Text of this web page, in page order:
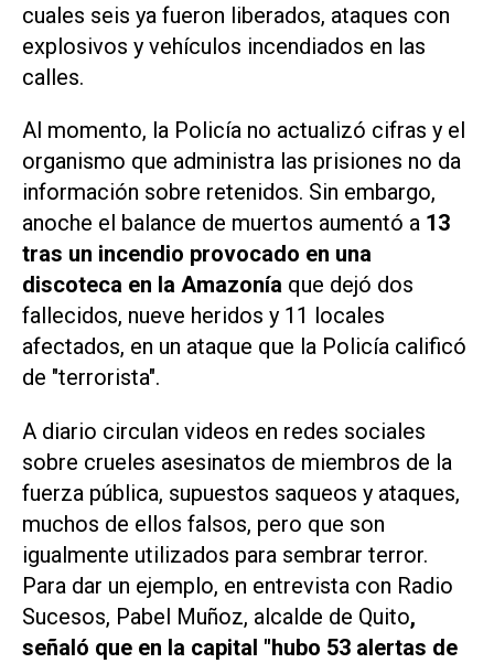
cuales seis ya fueron liberados, ataques con
explosivos y vehículos incendiados en las
calles.
Al momento, la Policía no actualizó cifras y el
organismo que administra las prisiones no da
información sobre retenidos. Sin embargo,
anoche el balance de muertos aumentó a 13
tras un incendio provocado en una
discoteca en la Amazonía que dejó dos
fallecidos, nueve heridos y 11 locales
afectados, en un ataque que la Policía calificó
de "terrorista".
A diario circulan videos en redes sociales
sobre crueles asesinatos de miembros de la
fuerza pública, supuestos saqueos y ataques,
muchos de ellos falsos, pero que son
igualmente utilizados para sembrar terror.
Para dar un ejemplo, en entrevista con Radio
Sucesos, Pabel Muñoz, alcalde de Quito,
señaló que en la capital "hubo 53 alertas de